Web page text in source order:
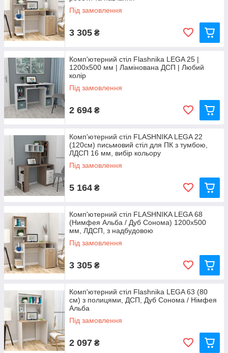
Під замовлення
3 305 ₴
Комп'ютерний стіл Flashnika LEGA 25 |
1200x500 мм | Ламінована ДСП | Любий
колір
Під замовлення
2 694 ₴
Комп'ютерний стіл FLASHNIKA LEGA 22
(120см) письмовий стіл для ПК з тумбою,
ЛДСП 16 мм, вибір кольору
Під замовлення
5 164 ₴
Комп'ютерний стіл FLASHNIKA LEGA 68
(Нимфея Альба / Дуб Сонома) 1200x500
мм, ЛДСП, з надбудовою
Під замовлення
3 305 ₴
Комп'ютерний стіл Flashnika LEGA 63 (80
см) з полицями, ДСП, Дуб Сонома / Німфея
Альба
Під замовлення
2 097 ₴